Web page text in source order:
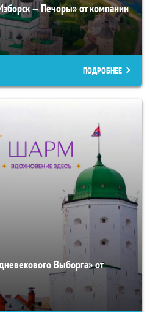
— Печоры» от компании
ПОДРОБНЕЕ
Выборга» от